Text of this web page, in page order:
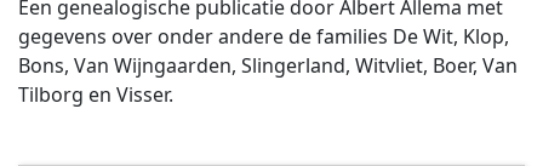
Een genealogische publicatie door Albert Allema met
gegevens over onder andere de families De Wit, Klop,
Bons, Van Wijngaarden, Slingerland, Witvliet, Boer, Van
Tilborg en Visser.